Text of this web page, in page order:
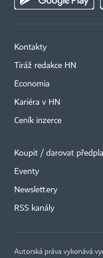
Kontakty
Tiráž redakce HN
Economia
Kariéra v HN
Ceník inzerce
Koupit / darovat
Eventy
Newslettery
RSS kanály
Autorská práva vykonává